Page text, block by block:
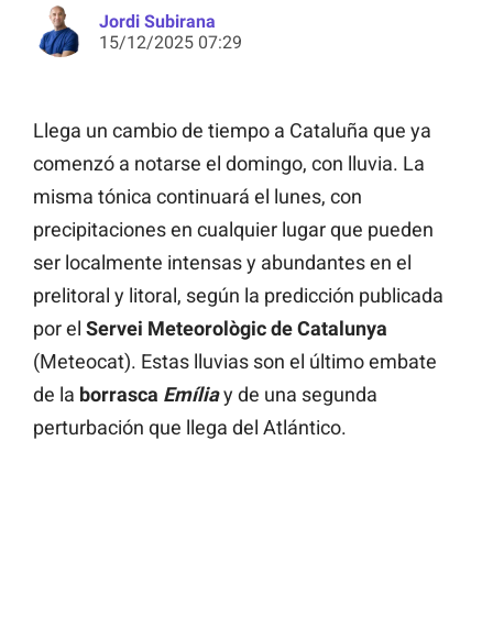
Jordi Subirana
15/12/2025 07:29
Llega un cambio de tiempo a Cataluña que ya
comenzó a notarse el domingo, con lluvia. La
misma tónica continuará el lunes, con
precipitaciones en cualquier lugar que pueden
ser localmente intensas y abundantes en el
prelitoral y litoral, según la predicción publicada
por el Servei Meteorològic de Catalunya
(Meteocat). Estas lluvias son el último embate
de la borrasca Emíliay de una segunda
perturbación que llega del Atlántico.